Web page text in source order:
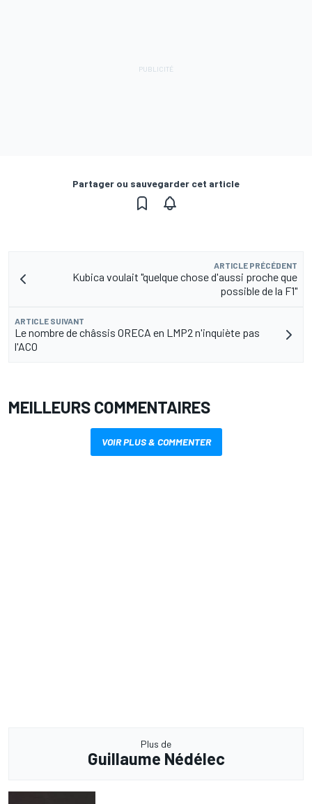
Partager ou sauvegarder cet article
ARTICLE PRÉCÉDENT
Kubica voulait "quelque chose d'aussi proche que
possible de la F1"
ARTICLE SUIVANT
Le nombre de châssis ORECA en LMP2 n'inquiète pas
l'ACO
MEILLEURS COMMENTAIRES
VOIR PLUS & COMMENTER
Plus de
Guillaume Nédélec